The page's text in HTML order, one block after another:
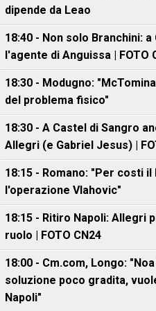
dipende da Leao
18:40 - Non solo Branchini:
l'agente di Anguissa | FOTO
18:30 - Modugno:
del problema fisico"
18:30 - A Castel di Sangro
Allegri (e Gabriel Jesus) |
18:15 - Romano: "Per costi
l'operazione Vlahovic"
18:15 - Ritiro Napoli: Allegri
ruolo | FOTO CN24
18:00 - Cm.com, Longo:
soluzione poco gradita,
Napoli"